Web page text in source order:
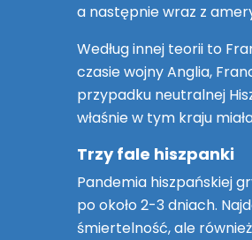
a następnie wraz z
Według innej teorii to
czasie wojny Anglia,
przypadku neutralnej
właśnie w tym kraju
Trzy fale hiszpanki
Pandemia hiszpańskiej
po około 2-3 dniach.
śmiertelność, ale